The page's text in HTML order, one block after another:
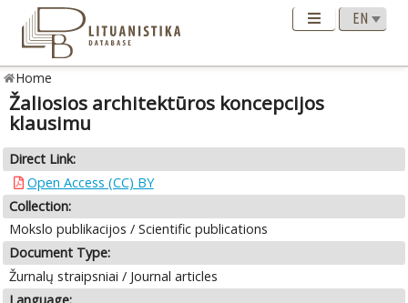
Home
Žaliosios architektūros koncepcijos
klausimu
Direct Link:
Open Access (CC) BY
Collection:
Mokslo publikacijos / Scientific publications
Document Type:
Žurnalų straipsniai / Journal articles